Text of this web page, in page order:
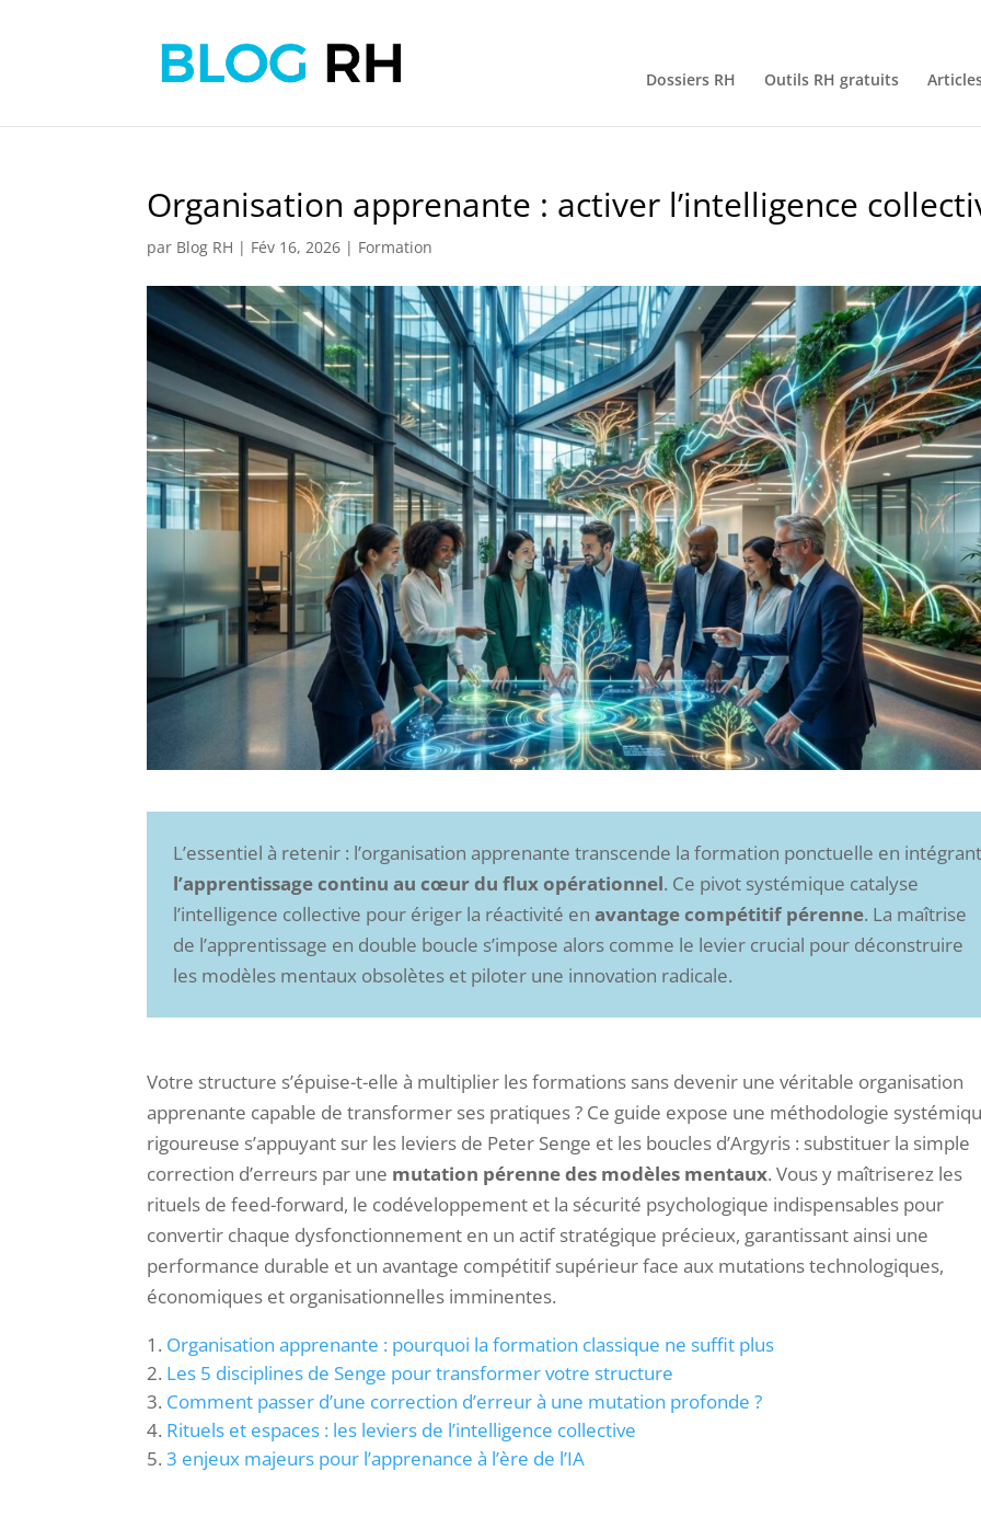
Dossiers RH Outils RH gratuits
Organisation apprenante : activer l’intelligence
par Blog RH | Fév 16, 2026 | Formation
L’essentiel à retenir : l’organisation apprenante transcende la formation ponctuelle en
l’apprentissage continu au cœur du flux opérationnel. Ce pivot systémique catalyse
l’intelligence collective pour ériger la réactivité enavantage compétitif pérenne. La maîtrise
de l’apprentissage en double boucle s’impose alors comme le levier crucial pour déconstruire
les modèles mentaux obsolètes et piloter une innovation radicale.
Votre structure s’épuise-t-elle à multiplier les formations sans devenir une véritable organisation
apprenante capable de transformer ses pratiques ? Ce guide expose une méthodologie
rigoureuse s’appuyant sur les leviers de Peter Senge et les boucles d’Argyris : substituer la simple
correction d’erreurs par une mutation pérenne des modèles mentaux. Vous y maîtriserez les
rituels de feed-forward, le codéveloppement et la sécurité psychologique indispensables pour
convertir chaque dysfonctionnement en un actif stratégique précieux, garantissant ainsi une
performance durable et un avantage compétitif supérieur face aux mutations technologiques,
économiques et organisationnelles imminentes.
Organisation apprenante : pourquoi la formation classique ne suffit plus
Les 5 disciplines de Senge pour transformer votre structure
Comment passer d’une correction d’erreur à une mutation profonde ?
Rituels et espaces : les leviers de l’intelligence collective
3 enjeux majeurs pour l’apprenance à l’ère de l’IA